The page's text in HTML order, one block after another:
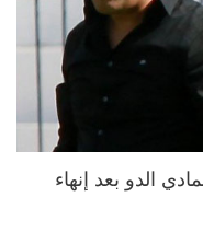
الدو بعد إنهاء